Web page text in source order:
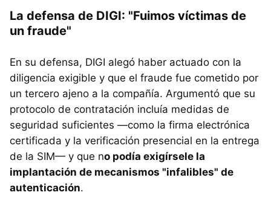
La defensa de DIGI: "Fuimos víctimas de
un fraude"
En su defensa, DIGI alegó haber actuado con la
diligencia exigible y que el fraude fue cometido por
un tercero ajeno a la compañía. Argumentó que su
protocolo de contratación incluía medidas de
seguridad suficientes —como la firma electrónica
certificada y la verificación presencial en la entrega
de la SIM— y que no podía exigírsele la
implantación de mecanismos "infalibles" de
autenticación.